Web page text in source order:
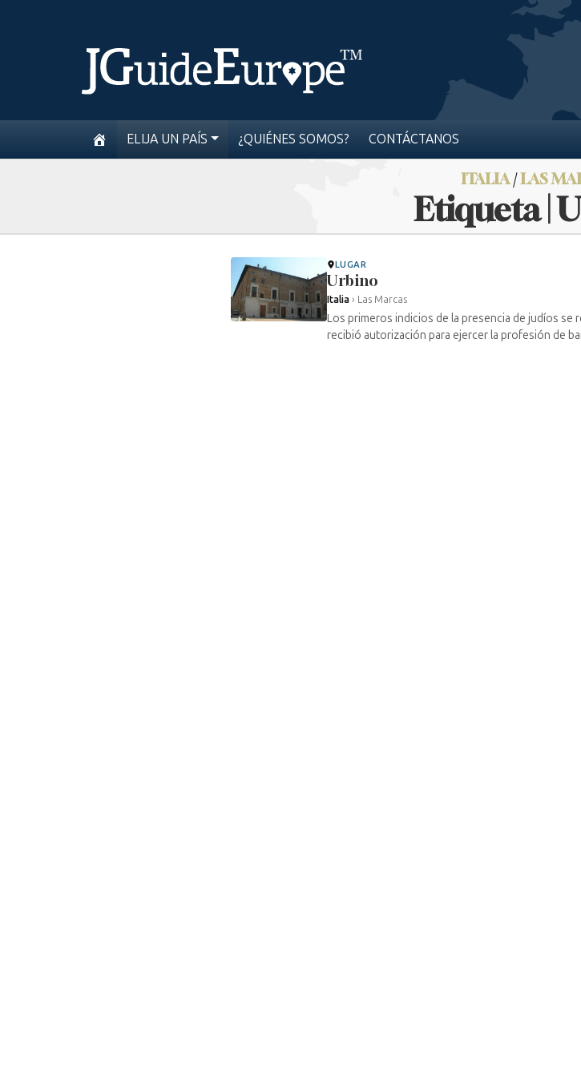
ELIJA UN PAÍS ¿QUIÉNES SOMOS? CONTÁCTANOS
ITALIA/LAS
Etiqueta |
LUGAR
Urbino
Italia › Las Marcas
Los primeros indicios de la presencia de judíos se
recibió autorización para ejercer la profesión de